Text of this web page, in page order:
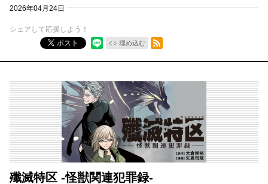
2026年04月24日
シェアして応援しよう！
ポスト
埋め込む
RSSフィード
殲滅特区 -怪獣関連犯罪録-